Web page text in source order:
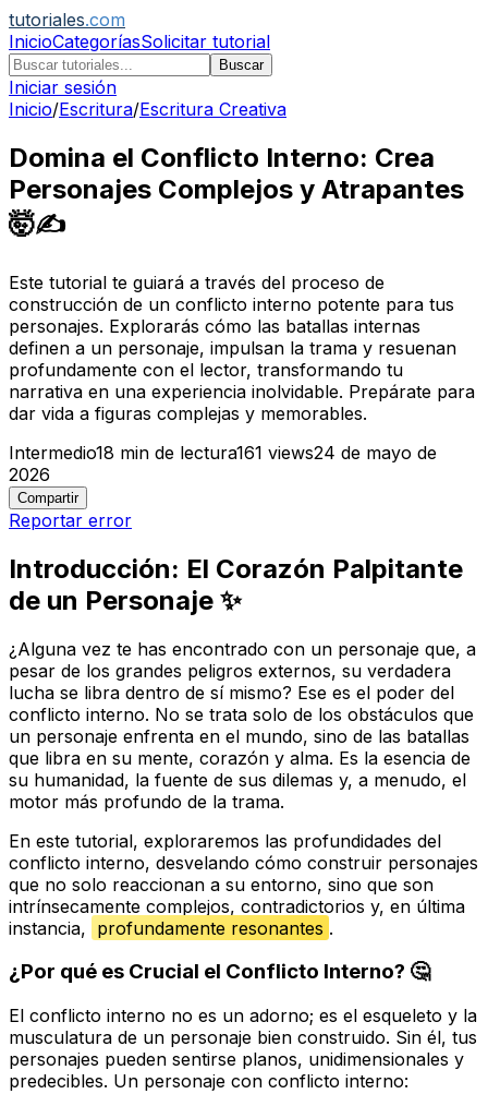
tutoriales.com
InicioCategoríasSolicitar tutorial
Buscar
Iniciar sesión
Inicio/Escritura/Escritura Creativa
Domina el Conflicto Interno: Crea
Personajes Complejos y Atrapantes
🤯✍️
Este tutorial te guiará a través del proceso de
construcción de un conflicto interno potente para tus
personajes. Explorarás cómo las batallas internas
definen a un personaje, impulsan la trama y resuenan
profundamente con el lector, transformando tu
narrativa en una experiencia inolvidable. Prepárate para
dar vida a figuras complejas y memorables.
Intermedio18 min de lectura161 views24 de mayo de
2026
Compartir
Reportar error
Introducción: El Corazón Palpitante
de un Personaje ✨
¿Alguna vez te has encontrado con un personaje que, a
pesar de los grandes peligros externos, su verdadera
lucha se libra dentro de sí mismo? Ese es el poder del
conflicto interno. No se trata solo de los obstáculos que
un personaje enfrenta en el mundo, sino de las batallas
que libra en su mente, corazón y alma. Es la esencia de
su humanidad, la fuente de sus dilemas y, a menudo, el
motor más profundo de la trama.
En este tutorial, exploraremos las profundidades del
conflicto interno, desvelando cómo construir personajes
que no solo reaccionan a su entorno, sino que son
intrínsecamente complejos, contradictorios y, en última
instancia, profundamente resonantes .
¿Por qué es Crucial el Conflicto Interno? 🤔
El conflicto interno no es un adorno; es el esqueleto y la
musculatura de un personaje bien construido. Sin él, tus
personajes pueden sentirse planos, unidimensionales y
predecibles. Un personaje con conflicto interno: